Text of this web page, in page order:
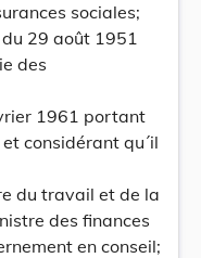
sociales;
29 août 1951
des
1961 portant
considérant qu´il
du travail et de la
des finances
en conseil;